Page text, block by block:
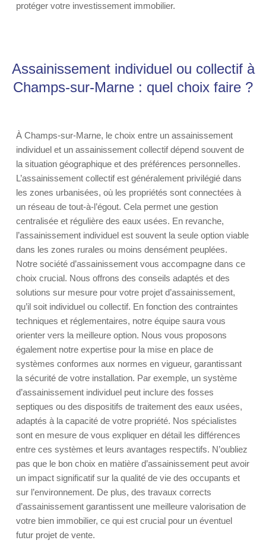
protéger votre investissement immobilier.
Assainissement individuel ou collectif à
Champs-sur-Marne : quel choix faire ?
À Champs-sur-Marne, le choix entre un assainissement
individuel et un assainissement collectif dépend souvent de
la situation géographique et des préférences personnelles.
L’assainissement collectif est généralement privilégié dans
les zones urbanisées, où les propriétés sont connectées à
un réseau de tout-à-l’égout. Cela permet une gestion
centralisée et régulière des eaux usées. En revanche,
l’assainissement individuel est souvent la seule option viable
dans les zones rurales ou moins densément peuplées.
Notre société d’assainissement vous accompagne dans ce
choix crucial. Nous offrons des conseils adaptés et des
solutions sur mesure pour votre projet d’assainissement,
qu’il soit individuel ou collectif. En fonction des contraintes
techniques et réglementaires, notre équipe saura vous
orienter vers la meilleure option. Nous vous proposons
également notre expertise pour la mise en place de
systèmes conformes aux normes en vigueur, garantissant
la sécurité de votre installation. Par exemple, un système
d’assainissement individuel peut inclure des fosses
septiques ou des dispositifs de traitement des eaux usées,
adaptés à la capacité de votre propriété. Nos spécialistes
sont en mesure de vous expliquer en détail les différences
entre ces systèmes et leurs avantages respectifs. N’oubliez
pas que le bon choix en matière d’assainissement peut avoir
un impact significatif sur la qualité de vie des occupants et
sur l’environnement. De plus, des travaux corrects
d’assainissement garantissent une meilleure valorisation de
votre bien immobilier, ce qui est crucial pour un éventuel
futur projet de vente.